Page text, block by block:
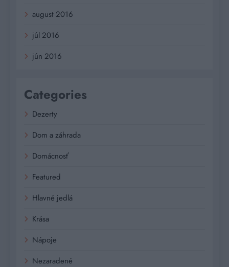
august 2016
júl 2016
jún 2016
Categories
Dezerty
Dom a záhrada
Domácnosť
Featured
Hlavné jedlá
Krása
Nápoje
Nezaradené